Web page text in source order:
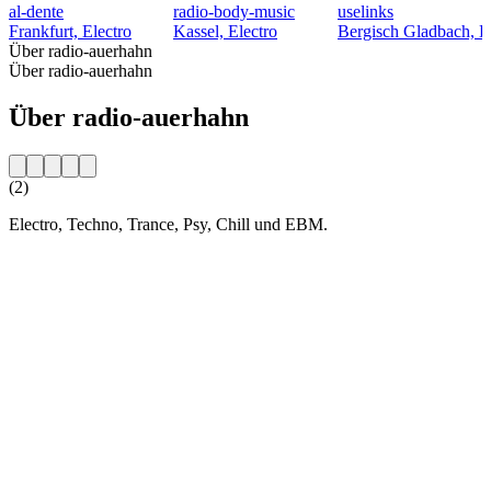
al-dente
Frankfurt, Electro
radio-body-music
Kassel, Electro
uselinks
Bergisch Gladbach,
Über radio-auerhahn
Über radio-auerhahn
Über radio-auerhahn
(2)
Electro, Techno, Trance, Psy, Chill und EBM.